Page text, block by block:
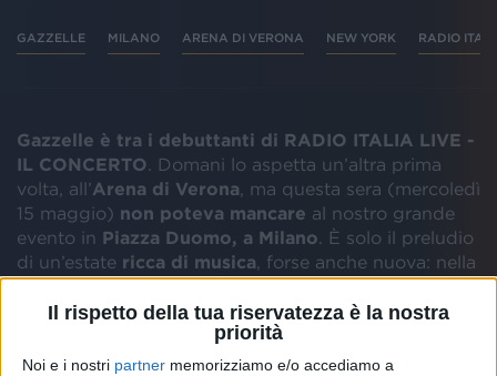
Il rispetto della tua riservatezza è la nostra
priorità
Noi e i nostri partner memorizziamo e/o accediamo a
GAZZELLE MILANO ARENA DI VERONA NEW YORK RADIO
Gazzelle è tra i debuttanti di RADIO ITALIA LIVE -
IL CONCERTO . Domani lo aspetta un’altra prima
volta, all’Arena di Verona , ma questa sera (mercoledì
15 maggio) non poteva mancare al nostro grande
evento in Piazza Duomo, a Milano . È solo il preludio
di un’estate ricca di musica , forse anche nuova: nella
video-intervista #atupertucon la nostra Redazione,
Gazzelle riflette anche seportare in tour con sé il